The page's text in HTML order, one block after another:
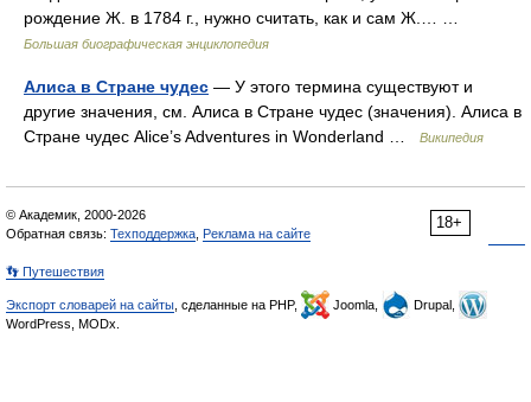
рождение Ж. в 1784 г., нужно считать, как и сам Ж.… …
Большая биографическая энциклопедия
Алиса в Стране чудес — У этого термина существуют и
другие значения, см. Алиса в Стране чудес (значения). Алиса в
Стране чудес Alice’s Adventures in Wonderland …
Википедия
18+
© Академик, 2000-2026
Обратная связь: Техподдержка Реклама на сайте
👣 Путешествия
Экспорт словарей на сайты , сделанные на PHP, Joomla,
Drupal,
WordPress, MODx.